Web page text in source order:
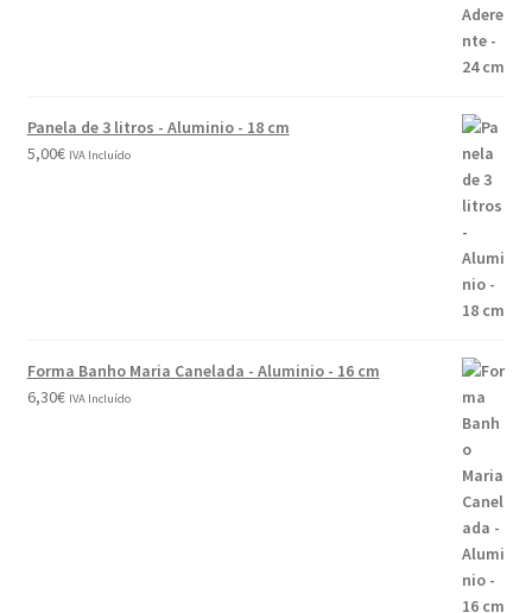
Panela de 3 litros - Aluminio - 18 cm
5,00€ IVA Incluído
Forma Banho Maria Canelada - Aluminio - 16 cm
6,30€ IVA Incluído